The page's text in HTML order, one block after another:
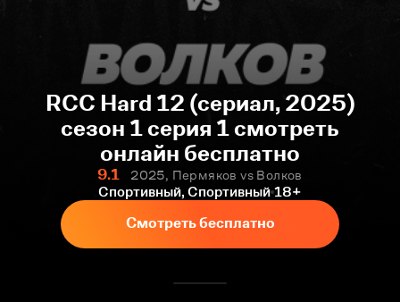
RCC Hard 12 (сериал, 2025)
сезон 1 серия 1 смотреть
онлайн бесплатно
9.1
2025, Пермяков vs Волков
Спортивный, Спортивный 18+
Смотреть бесплатно